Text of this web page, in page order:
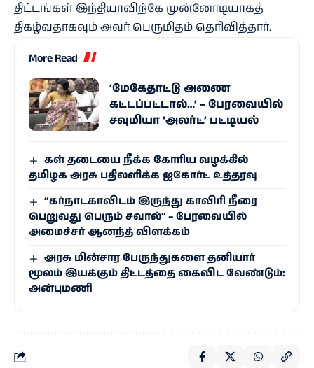
திட்டங்கள் இந்தியாவிற்கே முன்னோடியாகத்
திகழ்வதாகவும் அவர் பெருமிதம் தெரிவித்தார்.
More Read
‘மேகேதாட்டு அணை
கட்டப்பட்டால்…’ – பேரவையில்
சவுமியா ‘அலர்ட்’ பட்டியல்
கள் தடையை நீக்க கோரிய வழக்கில்
தமிழக அரசு பதிலளிக்க ஐகோர்ட் உத்தரவு
“கர்நாடகாவிடம் இருந்து காவிரி நீரை
பெறுவது பெரும் சவால்” – பேரவையில்
அமைச்சர் ஆனந்த் விளக்கம்
அரசு மின்சார பேருந்துகளை தனியார்
மூலம் இயக்கும் திட்டத்தை கைவிட வேண்டும்:
அன்புமணி